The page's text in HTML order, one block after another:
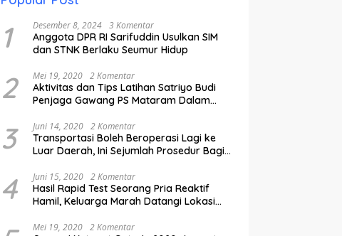
1 Desember 8, 2024 3 Komentar
Anggota DPR RI Sarifuddin Usulkan SIM
dan STNK Berlaku Seumur Hidup
2 Mei 19, 2020 2 Komentar
Aktivitas dan Tips Latihan Satriyo Budi
Penjaga Gawang PS Mataram Dalam
3 Juni 14, 2020 2 Komentar
Transportasi Boleh Beroperasi Lagi ke
Luar Daerah, Ini Sejumlah Prosedur Bagi
4 Juni 15, 2020 2 Komentar
Hasil Rapid Test Seorang Pria Reaktif
Hamil, Keluarga Marah Datangi Lokasi
Mei 19, 2020 2 Komentar